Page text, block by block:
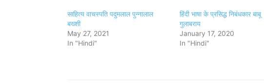
साहित्य वाचस्पति पदुमलाल पुन्नालाल
बख्शी
May 27, 2021
In "Hindi"
हिंदी भाषा के प्रसिद्ध निबंधकार बाबू
गुलाबराय
January 17, 2020
In "Hindi"